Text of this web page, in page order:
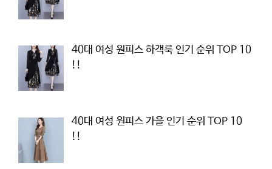
40대 여성 원피스 하객룩 인기 순위 TOP 10
!!
40대 여성 원피스 가을 인기 순위 TOP 10
!!